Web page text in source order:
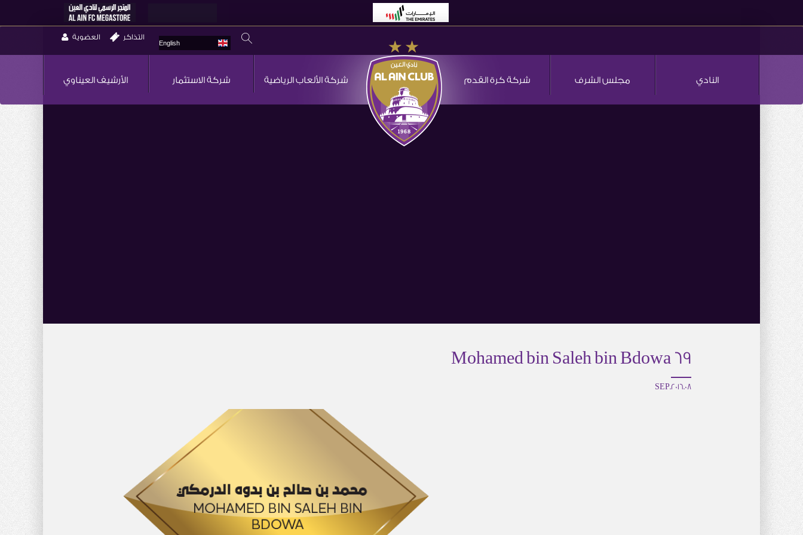
English
التذاكر العضوية
النادي مجلس الشرف شركة كرة القدم الأرشيف العيناوي شركة الاستثمار شركة الألعاب الرياضية
69 Mohamed bin Saleh bin Bdowa
08.SEP.2016